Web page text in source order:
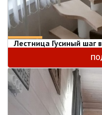
Лестница Гусиный шаг